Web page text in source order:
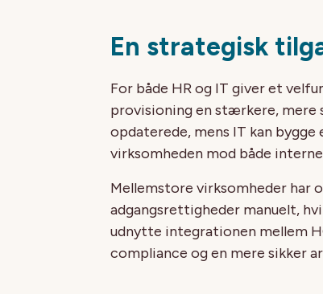
En strategisk
For både HR og IT giver et
provisioning en stærkere, mere
opdaterede, mens IT kan
virksomheden mod både
Mellemstore virksomheder
adgangsrettigheder manuelt,
udnytte integrationen mellem
compliance og en mere sikker